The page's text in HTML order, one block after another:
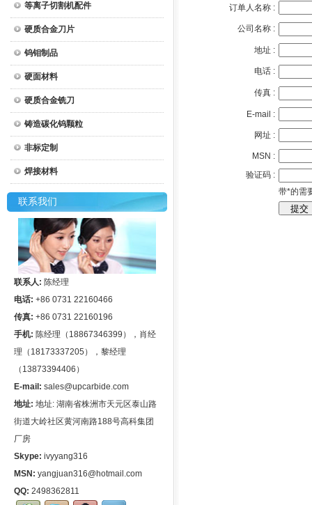
等离子切割机配件
硬质合金刀片
钨钼制品
硬面材料
硬质合金铣刀
铸造碳化钨颗粒
非标定制
焊接材料
联系我们
联系人: 陈经理
电话: +86 0731 22160466
传真: +86 0731 22160196
手机: 陈经理（18867346399），肖经
理（18173337205），黎经理
（13873394406）
E-mail: sales@upcarbide.com
地址: 地址: 湖南省株洲市天元区泰山路
街道大岭社区黄河南路188号高科集团
厂房
Skype: ivyyang316
MSN: yangjuan316@hotmail.com
QQ: 2498362811
订单人名称 :
公司名称 :
地址 :
电话 :
传真 :
E-mail :
网址 :
MSN :
验证码 :
带*的需